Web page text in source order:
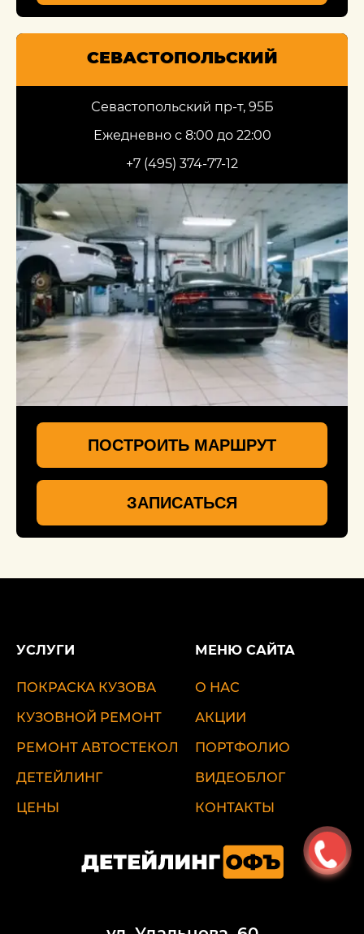
СЕВАСТОПОЛЬСКИЙ
Севастопольский пр-т, 95Б
Ежедневно с 8:00 до 22:00
+7 (495) 374-77-12
ПОСТРОИТЬ МАРШРУТ
ЗАПИСАТЬСЯ
УСЛУГИ
ПОКРАСКА КУЗОВА
КУЗОВНОЙ РЕМОНТ
РЕМОНТ АВТОСТЕКОЛ
ДЕТЕЙЛИНГ
ЦЕНЫ
МЕНЮ САЙТА
О НАС
АКЦИИ
ПОРТФОЛИО
ВИДЕОБЛОГ
КОНТАКТЫ